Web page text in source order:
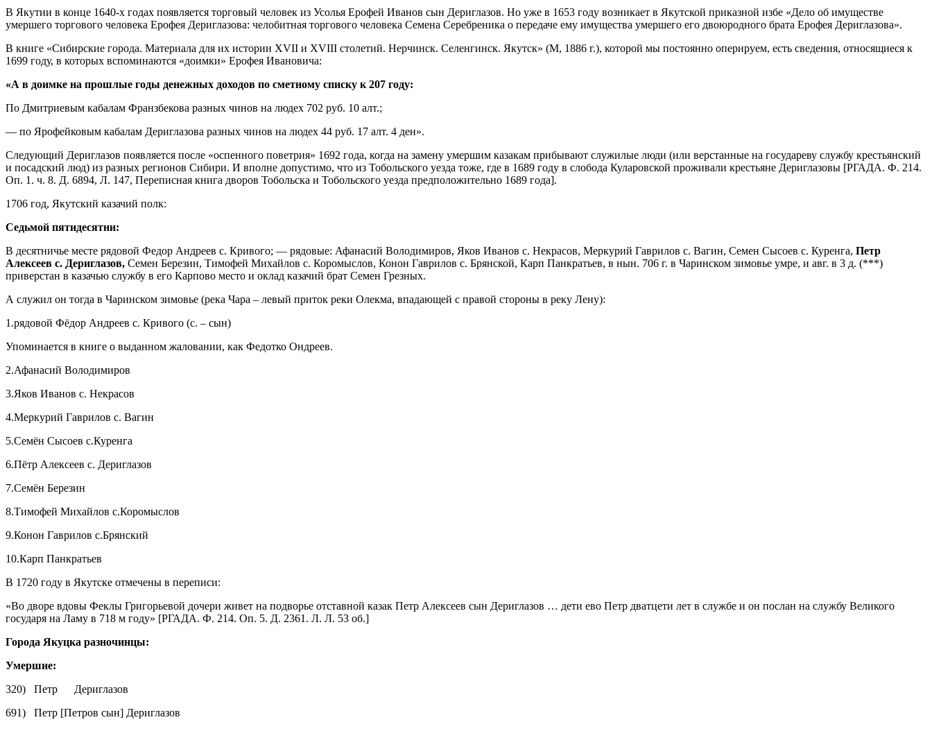
В Якутии в конце 1640-х годах появляется торговый человек из Усолья Ерофей Иванов сын Дериглазов. Но уже в 1653 году возникает в Якутской приказной избе «Дело об имуществе
умершего торгового человека Ерофея Дериглазова: челобитная торгового человека Семена Серебреника о передаче ему имущества умершего его двоюродного брата Ерофея Дериглазова».
В книге «Сибирские города. Материала для их истории XVII и XVIII столетий. Нерчинск. Селенгинск. Якутск» (М, 1886 г.), которой мы постоянно оперируем, есть сведения, относящиеся к
1699 году, в которых вспоминаются «доимки» Ерофея Ивановича:
«А в доимке на прошлые годы денежных доходов по сметному списку к 207 году:
По Дмитриевым кабалам Франзбекова разных чинов на людех 702 руб. 10 алт.;
— по Ярофейковым кабалам Дериглазова разных чинов на людех 44 руб. 17 алт. 4 ден».
Следующий Дериглазов появляется после «оспенного поветрия» 1692 года, когда на замену умершим казакам прибывают служилые люди (или верстанные на государеву службу крестьянский
и посадский люд) из разных регионов Сибири. И вполне допустимо, что из Тобольского уезда тоже, где в 1689 году в слобода Куларовской проживали крестьяне Дериглазовы [РГАДА. Ф. 214.
Оп. 1. ч. 8. Д. 6894, Л. 147, Переписная книга дворов Тобольска и Тобольского уезда предположительно 1689 года].
1706 год, Якутский казачий полк:
Седьмой пятидесятни:
В десятничье месте рядовой Федор Андреев с. Кривого; — рядовые: Афанасий Володимиров, Яков Иванов с. Некрасов, Меркурий Гаврилов с. Вагин, Семен Сысоев с. Куренга, Петр
Алексеев с. Дериглазов, Семен Березин, Тимофей Михайлов с. Коромыслов, Конон Гаврилов с. Брянской, Карп Панкратьев, в нын. 706 г. в Чаринском зимовье умре, и авг. в 3 д. (***)
приверстан в казачью службу в его Карпово место и оклад казачий брат Семен Грезных.
А служил он тогда в Чаринском зимовье (река Чара – левый приток реки Олекма, впадающей с правой стороны в реку Лену):
1.рядовой Фёдор Андреев с. Кривого (с. – сын)
Упоминается в книге о выданном жаловании, как Федотко Ондреев.
2.Афанасий Володимиров
3.Яков Иванов с. Некрасов
4.Меркурий Гаврилов с. Вагин
5.Семён Сысоев с.Куренга
6.Пётр Алексеев с. Дериглазов
7.Семён Березин
8.Тимофей Михайлов с.Коромыслов
9.Конон Гаврилов с.Брянский
10.Карп Панкратьев
В 1720 году в Якутске отмечены в переписи:
«Во дворе вдовы Феклы Григорьевой дочери живет на подворье отставной казак Петр Алексеев сын Дериглазов … дети ево Петр дватцети лет в службе и он послан на службу Великого
государя на Ламу в 718 м году» [РГАДА. Ф. 214. Оп. 5. Д. 2361. Л. Л. 53 об.]
Города Якуцка разночинцы:
Умершие:
320) Петр Дериглазов
691) Петр [Петров сын] Дериглазов